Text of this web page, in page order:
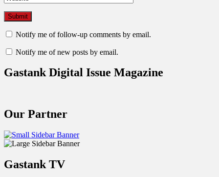
Notify me of follow-up comments by email.
Notify me of new posts by email.
Gastank Digital Issue Magazine
Our Partner
Gastank TV